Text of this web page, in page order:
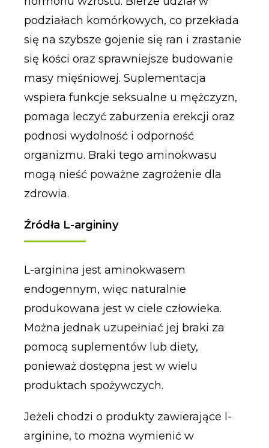
podziałach komórkowych, co przekłada
się na szybsze gojenie się ran i zrastanie
się kości oraz sprawniejsze budowanie
masy mięśniowej. Suplementacja
wspiera funkcje seksualne u mężczyzn,
pomaga leczyć zaburzenia erekcji oraz
podnosi wydolność i odporność
organizmu. Braki tego aminokwasu
mogą nieść poważne zagrożenie dla
zdrowia.
Źródła L-argininy
L-arginina jest aminokwasem
endogennym, więc naturalnie
produkowana jest w ciele człowieka.
Można jednak uzupełniać jej braki za
pomocą suplementów lub diety,
ponieważ dostępna jest w wielu
produktach spożywczych.
Jeżeli chodzi o produkty zawierające l-
arginine, to można wymienić w